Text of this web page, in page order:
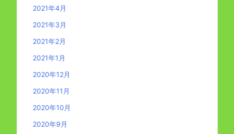
2021年4月
2021年3月
2021年2月
2021年1月
2020年12月
2020年11月
2020年10月
2020年9月